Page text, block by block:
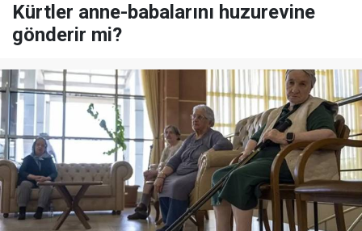
Kürtler anne-babalarını huzurevine
gönderir mi?